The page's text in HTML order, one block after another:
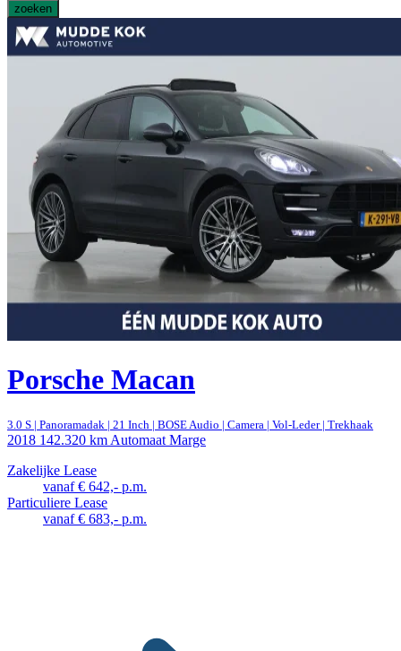
zoeken
Porsche Macan
3.0 S | Panoramadak | 21 Inch | BOSE Audio | Camera | Vol-Leder | Trekhaak
2018 142.320 km Automaat Marge
Zakelijke Lease
vanaf € 642,- p.m.
Particuliere Lease
vanaf € 683,- p.m.